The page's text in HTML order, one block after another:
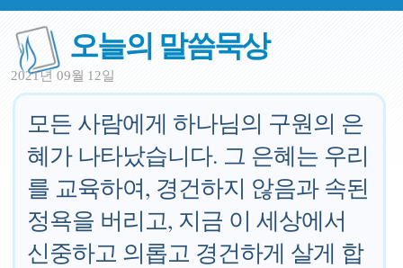
오늘의 말씀묵상
2021년 09월 12일
모든 사람에게 하나님의 구원의 은
혜가 나타났습니다. 그 은혜는 우리
를 교육하여, 경건하지 않음과 속된
정욕을 버리고, 지금 이 세상에서
신중하고 의롭고 경건하게 살게 합